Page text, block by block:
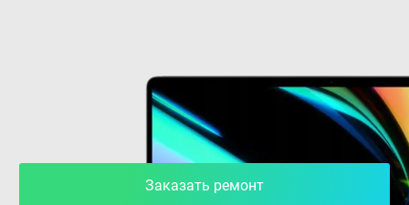
Заказать ремонт